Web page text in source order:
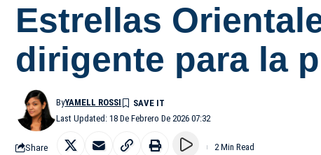
Estrellas
dirigente para la
Last Updated: 18 De Febrero De 2026 07:32
ByYAMELL ROSSI
Share 2 Min Read